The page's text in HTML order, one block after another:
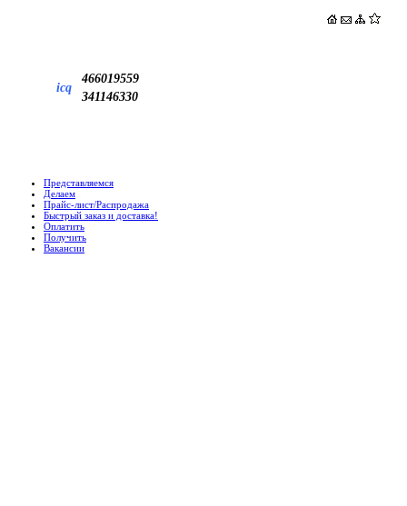
icq
466019559
341146330
Представляемся
Делаем
Прайс-лист/Распродажа
Быстрый заказ и доставка!
Оплатить
Получить
Вакансии